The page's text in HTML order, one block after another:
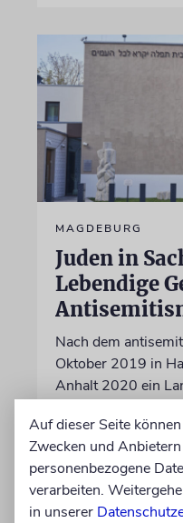
MAGDEBURG
Juden in
Lebendige
Nach dem
Oktober 2019 in
Anhalt 2020 ein
Gemeinschaft zu
17.06.2026
Auf dieser Seite
Zwecken und
personenbezogene
verarbeiten.
in unserer